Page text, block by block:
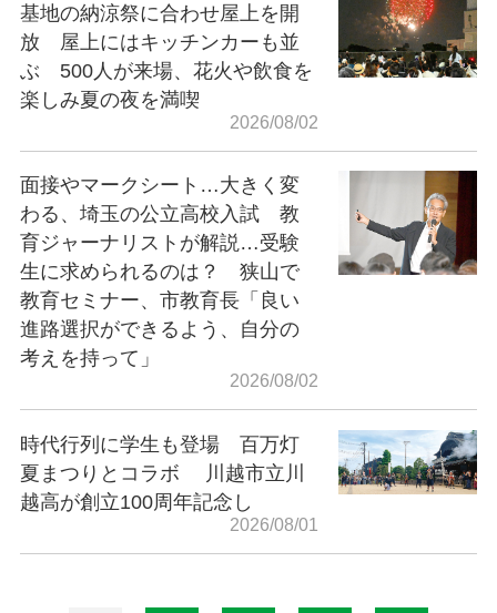
基地の納涼祭に合わせ屋上を開
放 屋上にはキッチンカーも並
ぶ 500人が来場、花火や飲食を
楽しみ夏の夜を満喫
2026/08/02
面接やマークシート…大きく変
わる、埼玉の公立高校入試 教
育ジャーナリストが解説…受験
生に求められるのは？ 狭山で
教育セミナー、市教育長「良い
進路選択ができるよう、自分の
考えを持って」
2026/08/02
時代行列に学生も登場 百万灯
夏まつりとコラボ 川越市立川
越高が創立100周年記念し
2026/08/01